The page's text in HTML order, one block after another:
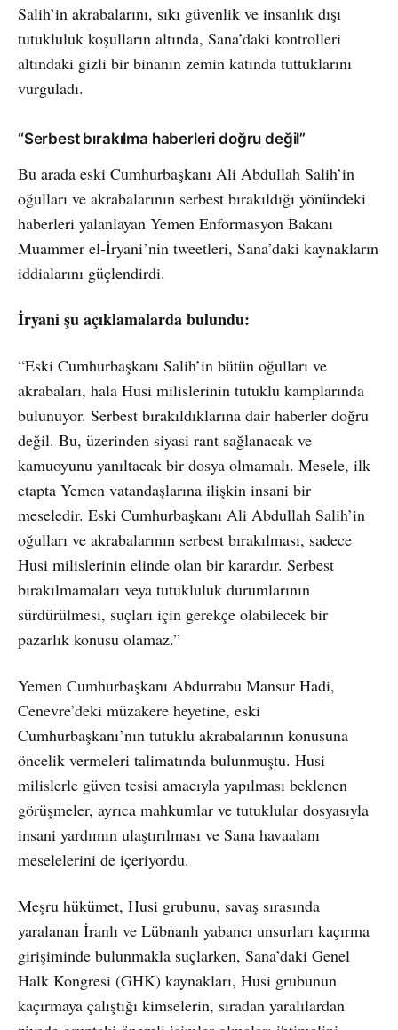
Salih’in akrabalarını, sıkı güvenlik ve insanlık dışı
tutukluluk koşulların altında, Sana’daki kontrolleri
altındaki gizli bir binanın zemin katında tuttuklarını
vurguladı.
“Serbest bırakılma haberleri doğru değil”
Bu arada eski Cumhurbaşkanı Ali Abdullah Salih’in
oğulları ve akrabalarının serbest bırakıldığı yönündeki
haberleri yalanlayan Yemen Enformasyon Bakanı
Muammer el-İryani’nin tweetleri, Sana’daki kaynakların
iddialarını güçlendirdi.
İryani şu açıklamalarda bulundu:
“Eski Cumhurbaşkanı Salih’in bütün oğulları ve
akrabaları, hala Husi milislerinin tutuklu kamplarında
bulunuyor. Serbest bırakıldıklarına dair haberler doğru
değil. Bu, üzerinden siyasi rant sağlanacak ve
kamuoyunu yanıltacak bir dosya olmamalı. Mesele, ilk
etapta Yemen vatandaşlarına ilişkin insani bir
meseledir. Eski Cumhurbaşkanı Ali Abdullah Salih’in
oğulları ve akrabalarının serbest bırakılması, sadece
Husi milislerinin elinde olan bir karardır. Serbest
bırakılmamaları veya tutukluluk durumlarının
sürdürülmesi, suçları için gerekçe olabilecek bir
pazarlık konusu olamaz.”
Yemen Cumhurbaşkanı Abdurrabu Mansur Hadi,
Cenevre’deki müzakere heyetine, eski
Cumhurbaşkanı’nın tutuklu akrabalarının konusuna
öncelik vermeleri talimatında bulunmuştu. Husi
milislerle güven tesisi amacıyla yapılması beklenen
görüşmeler, ayrıca mahkumlar ve tutuklular dosyasıyla
insani yardımın ulaştırılması ve Sana havaalanı
meselelerini de içeriyordu.
Meşru hükümet, Husi grubunu, savaş sırasında
yaralanan İranlı ve Lübnanlı yabancı unsurları kaçırma
girişiminde bulunmakla suçlarken, Sana’daki Genel
Halk Kongresi (GHK) kaynakları, Husi grubunun
kaçırmaya çalıştığı kimselerin, sıradan yaralılardan